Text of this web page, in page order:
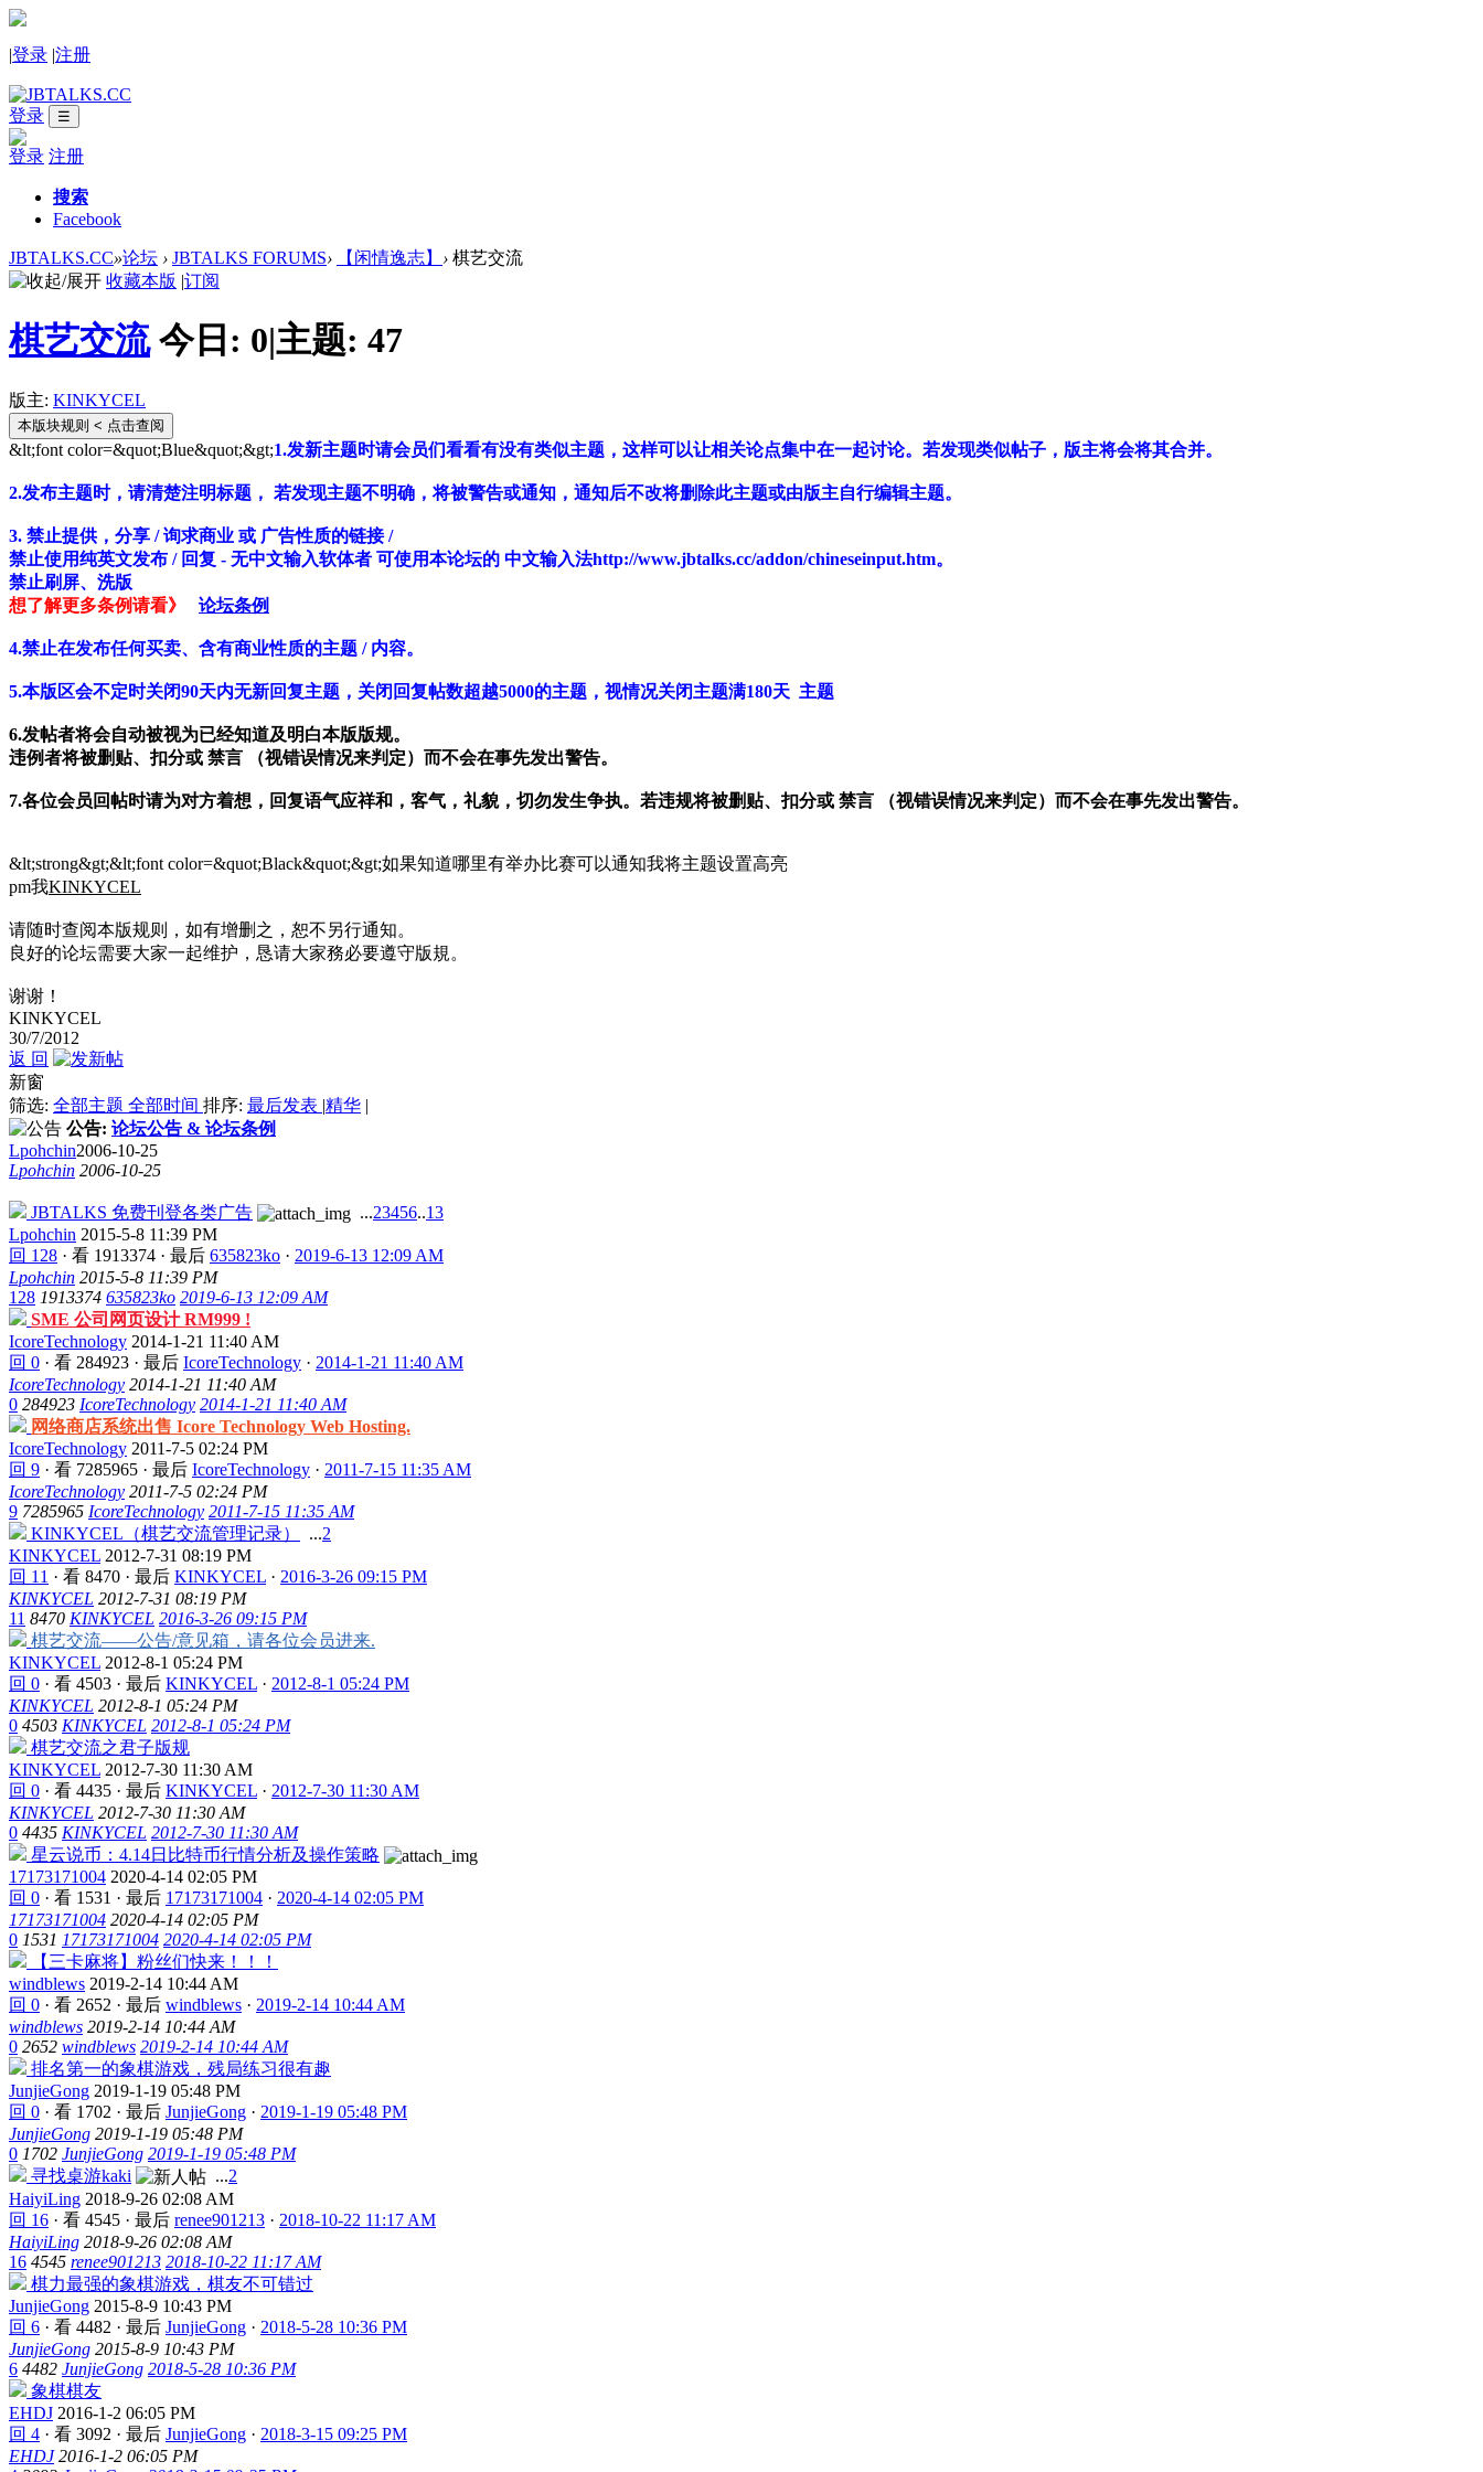
|登录 |注册
登录 ☰
登录 注册
搜索
Facebook
JBTALKS.CC»论坛 › JBTALKS FORUMS› 【闲情逸志】 › 棋艺交流
收藏本版 |订阅
棋艺交流 今日: 0|主题: 47
版主: KINKYCEL
本版块规则 < 点击查阅
&lt;font color=&quot;Blue&quot;&gt;1.发新主题时请会员们看看有没有类似主题，这样可以让相关论点集中在一起讨论。若发现类似帖子，版主将会将其合并。
2.发布主题时，请清楚注明标题， 若发现主题不明确，将被警告或通知，通知后不改将删除此主题或由版主自行编辑主题。
3. 禁止提供，分享 / 询求商业 或 广告性质的链接 /
禁止使用纯英文发布 / 回复 - 无中文输入软体者 可使用本论坛的 中文输入法http://www.jbtalks.cc/addon/chineseinput.htm。
禁止刷屏、洗版
想了解更多条例请看》
论坛条例
4.禁止在发布任何买卖、含有商业性质的主题 / 内容。
5.本版区会不定时关闭90天内无新回复主题，关闭回复帖数超越5000的主题，视情况关闭主题满180天 主题
6.发帖者将会自动被视为已经知道及明白本版版规。
违例者将被删贴、扣分或 禁言 （视错误情况来判定）而不会在事先发出警告。
7.各位会员回帖时请为对方着想，回复语气应祥和，客气，礼貌，切勿发生争执。若违规将被删贴、扣分或 禁言 （视错误情况来判定）而不会在事先发出警告。
&lt;strong&gt;&lt;font color=&quot;Black&quot;&gt;如果知道哪里有举办比赛可以通知我将主题设置高亮
pm我KINKYCEL
请随时查阅本版规则，如有增删之，恕不另行通知。
良好的论坛需要大家一起维护，恳请大家務必要遵守版規。
谢谢！
KINKYCEL
30/7/2012
返 回
新窗
筛选: 全部主题 全部时间 排序: 最后发表 |精华 |
公告: 论坛公告 & 论坛条例
Lpohchin2006-10-25
Lpohchin 2006-10-25
JBTALKS 免费刊登各类广告 ...23456..13
Lpohchin 2015-5-8 11:39 PM
回 128 · 看 1913374 · 最后 635823ko · 2019-6-13 12:09 AM
Lpohchin 2015-5-8 11:39 PM
128 1913374 635823ko 2019-6-13 12:09 AM
SME 公司网页设计 RM999 !
IcoreTechnology 2014-1-21 11:40 AM
回 0 · 看 284923 · 最后 IcoreTechnology · 2014-1-21 11:40 AM
IcoreTechnology 2014-1-21 11:40 AM
0 284923 IcoreTechnology 2014-1-21 11:40 AM
网络商店系统出售 Icore Technology Web Hosting.
IcoreTechnology 2011-7-5 02:24 PM
回 9 · 看 7285965 · 最后 IcoreTechnology · 2011-7-15 11:35 AM
IcoreTechnology 2011-7-5 02:24 PM
9 7285965 IcoreTechnology 2011-7-15 11:35 AM
KINKYCEL（棋艺交流管理记录）
...2
KINKYCEL 2012-7-31 08:19 PM
回 11 · 看 8470 · 最后 KINKYCEL · 2016-3-26 09:15 PM
KINKYCEL 2012-7-31 08:19 PM
11 8470 KINKYCEL 2016-3-26 09:15 PM
棋艺交流——公告/意见箱，请各位会员进来.
KINKYCEL 2012-8-1 05:24 PM
回 0 · 看 4503 · 最后 KINKYCEL · 2012-8-1 05:24 PM
KINKYCEL 2012-8-1 05:24 PM
0 4503 KINKYCEL 2012-8-1 05:24 PM
棋艺交流之君子版规
KINKYCEL 2012-7-30 11:30 AM
回 0 · 看 4435 · 最后 KINKYCEL · 2012-7-30 11:30 AM
KINKYCEL 2012-7-30 11:30 AM
0 4435 KINKYCEL 2012-7-30 11:30 AM
星云说币：4.14日比特币行情分析及操作策略
17173171004 2020-4-14 02:05 PM
回 0 · 看 1531 · 最后 17173171004 · 2020-4-14 02:05 PM
17173171004 2020-4-14 02:05 PM
0 1531 17173171004 2020-4-14 02:05 PM
【三卡麻将】粉丝们快来！！！
windblews 2019-2-14 10:44 AM
回 0 · 看 2652 · 最后 windblews · 2019-2-14 10:44 AM
windblews 2019-2-14 10:44 AM
0 2652 windblews 2019-2-14 10:44 AM
排名第一的象棋游戏，残局练习很有趣
JunjieGong 2019-1-19 05:48 PM
回 0 · 看 1702 · 最后 JunjieGong · 2019-1-19 05:48 PM
JunjieGong 2019-1-19 05:48 PM
0 1702 JunjieGong 2019-1-19 05:48 PM
寻找桌游kaki
...2
HaiyiLing 2018-9-26 02:08 AM
回 16 · 看 4545 · 最后 renee901213 · 2018-10-22 11:17 AM
HaiyiLing 2018-9-26 02:08 AM
16 4545 renee901213 2018-10-22 11:17 AM
棋力最强的象棋游戏，棋友不可错过
JunjieGong 2015-8-9 10:43 PM
回 6 · 看 4482 · 最后 JunjieGong · 2018-5-28 10:36 PM
JunjieGong 2015-8-9 10:43 PM
6 4482 JunjieGong 2018-5-28 10:36 PM
象棋棋友
EHDJ 2016-1-2 06:05 PM
回 4 · 看 3092 · 最后 JunjieGong · 2018-3-15 09:25 PM
EHDJ 2016-1-2 06:05 PM